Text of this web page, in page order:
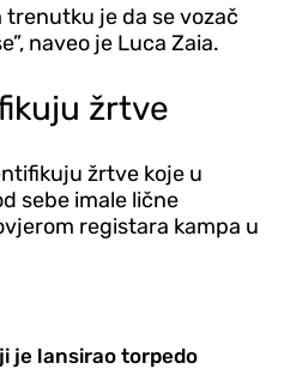
trenutku je da se vozač
naveo je Luca Zaia.
žrtve
žrtve koje u
sebe imale lične
registara kampa u
je lansirao torpedo